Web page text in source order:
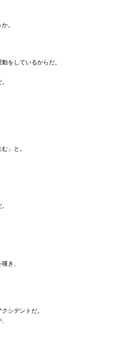
。
をしているからだ。
」と。
き、
シデントだ。